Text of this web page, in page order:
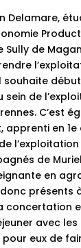
Delamare,
Sully de
souhaite
de
C’est
apprenti en
de
de
en
présents
concertation
avec
pour eux de